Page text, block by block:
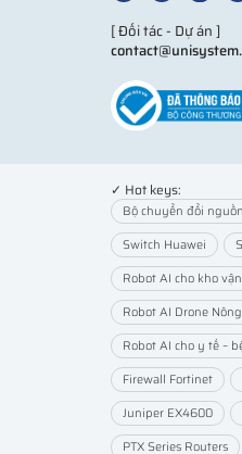
[ Đối tác - Dự án ]
✓ Hot keys:
Bộ chuyển đổi nguồn
Switch Huawei
Robot AI cho kho
Robot AI Drone
Robot AI cho y tế –
Firewall Fortinet
Juniper EX4600
PTX Series Routers